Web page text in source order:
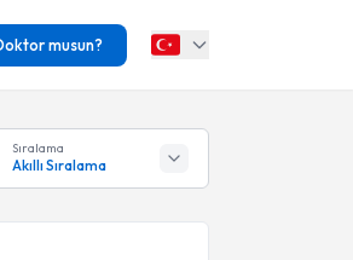
musun?
Sıralama
Akıllı Sıralama